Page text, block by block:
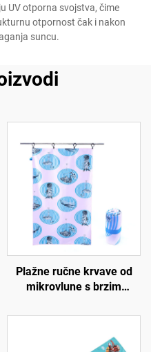
UV otporna svojstva, čime
otpornost čak i nakon
suncu.
Plažne ručne krvave od
mikrovlune s brzim